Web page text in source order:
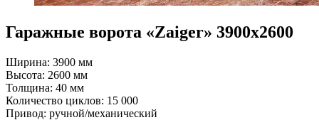
Гаражные ворота «Zaiger» 3900x2600
Ширина: 3900 мм
Высота: 2600 мм
Толщина: 40 мм
Количество циклов: 15 000
Привод: ручной/механический